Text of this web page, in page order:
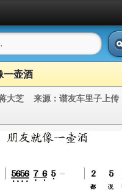
一壶酒
大芝 来源： 谱友车里子上传